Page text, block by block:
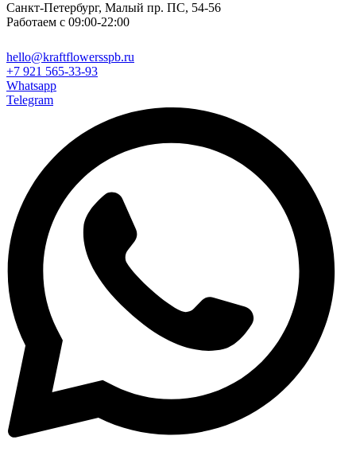
Санкт-Петербург, Малый пр. ПС, 54-56
Работаем с 09:00-22:00
hello@kraftflowersspb.ru
+7 921 565-33-93
Whatsapp
Telegram